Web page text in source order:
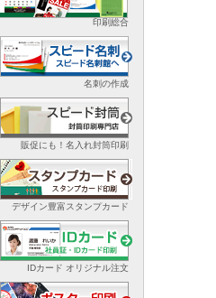
印刷総合
名刺の作成
販促にも！名入れ封筒印刷
デザイン豊富スタンプカード
IDカード オリジナル注文